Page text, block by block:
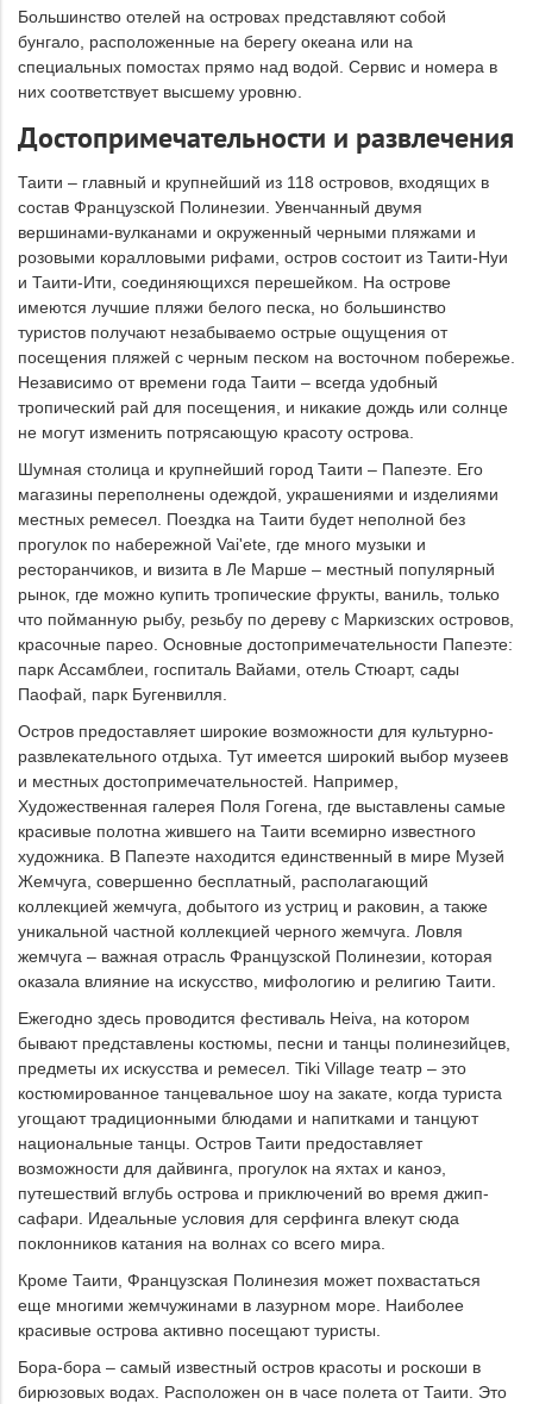
Большинство отелей на островах представляют собой
бунгало, расположенные на берегу океана или на
специальных помостах прямо над водой. Сервис и номера в
них соответствует высшему уровню.
Достопримечательности и развлечения
Таити – главный и крупнейший из 118 островов, входящих в
состав Французской Полинезии. Увенчанный двумя
вершинами-вулканами и окруженный черными пляжами и
розовыми коралловыми рифами, остров состоит из Таити-Нуи
и Таити-Ити, соединяющихся перешейком. На острове
имеются лучшие пляжи белого песка, но большинство
туристов получают незабываемо острые ощущения от
посещения пляжей с черным песком на восточном побережье.
Независимо от времени года Таити – всегда удобный
тропический рай для посещения, и никакие дождь или солнце
не могут изменить потрясающую красоту острова.
Шумная столица и крупнейший город Таити – Папеэте. Его
магазины переполнены одеждой, украшениями и изделиями
местных ремесел. Поездка на Таити будет неполной без
прогулок по набережной Vai'ete, где много музыки и
ресторанчиков, и визита в Ле Марше – местный популярный
рынок, где можно купить тропические фрукты, ваниль, только
что пойманную рыбу, резьбу по дереву с Маркизских островов,
красочные парео. Основные достопримечательности Папеэте:
парк Ассамблеи, госпиталь Вайами, отель Стюарт, сады
Паофай, парк Бугенвилля.
Остров предоставляет широкие возможности для культурно-
развлекательного отдыха. Тут имеется широкий выбор музеев
и местных достопримечательностей. Например,
Художественная галерея Поля Гогена, где выставлены самые
красивые полотна жившего на Таити всемирно известного
художника. В Папеэте находится единственный в мире Музей
Жемчуга, совершенно бесплатный, располагающий
коллекцией жемчуга, добытого из устриц и раковин, а также
уникальной частной коллекцией черного жемчуга. Ловля
жемчуга – важная отрасль Французской Полинезии, которая
оказала влияние на искусство, мифологию и религию Таити.
Ежегодно здесь проводится фестиваль Heiva, на котором
бывают представлены костюмы, песни и танцы полинезийцев,
предметы их искусства и ремесел. Tiki Village театр – это
костюмированное танцевальное шоу на закате, когда туриста
угощают традиционными блюдами и напитками и танцуют
национальные танцы. Остров Таити предоставляет
возможности для дайвинга, прогулок на яхтах и каноэ,
путешествий вглубь острова и приключений во время джип-
сафари. Идеальные условия для серфинга влекут сюда
поклонников катания на волнах со всего мира.
Кроме Таити, Французская Полинезия может похвастаться
еще многими жемчужинами в лазурном море. Наиболее
красивые острова активно посещают туристы.
Бора-бора – самый известный остров красоты и роскоши в
бирюзовых водах. Расположен он в часе полета от Таити. Это